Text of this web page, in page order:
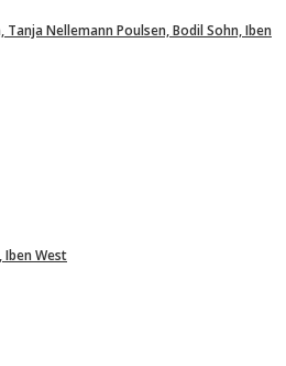
Tanja Nellemann Poulsen, Bodil Sohn, Iben
Iben West